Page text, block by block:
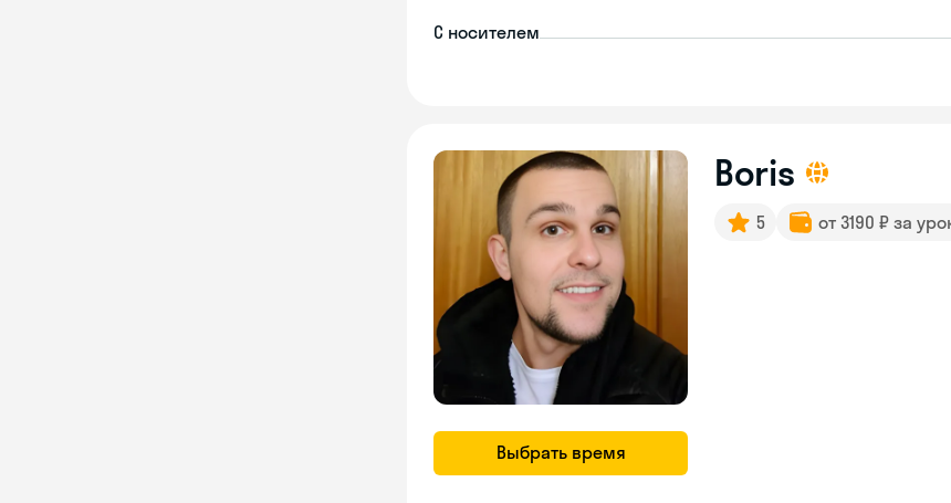
С носителем
Выбрать время
Boris
5 от 3190 ₽ за